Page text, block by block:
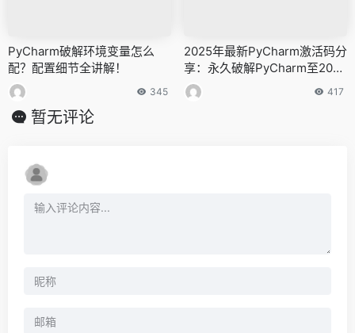
PyCharm破解环境变量怎么
配？配置细节全讲解！
345
2025年最新PyCharm激活码分
享：永久破解PyCharm至2099
年教程（适用全系统）
417
暂无评论